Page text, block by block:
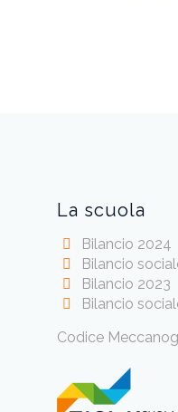
La scuola
Bilancio 2024
Bilancio
Bilancio 2023
Bilancio
Codice